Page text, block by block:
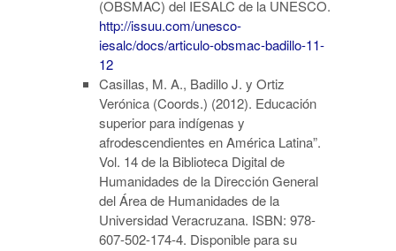
(OBSMAC) del IESALC de la UNESCO.
http://issuu.com/unesco-
iesalc/docs/articulo-obsmac-badillo-11-
12
Casillas, M. A., Badillo J. y Ortiz
Verónica (Coords.) (2012). Educación
superior para indígenas y
afrodescendientes en América Latina”.
Vol. 14 de la Biblioteca Digital de
Humanidades de la Dirección General
del Área de Humanidades de la
Universidad Veracruzana. ISBN: 978-
607-502-174-4. Disponible para su